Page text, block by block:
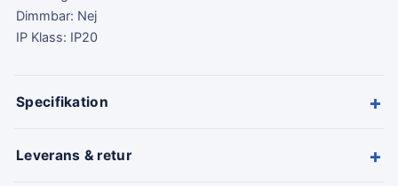
Dimmbar: Nej
IP Klass: IP20
Specifikation +
Leverans & retur +